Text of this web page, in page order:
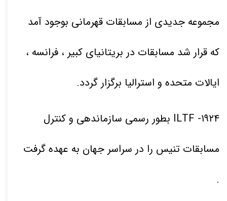
مجموعه جدیدی از مسابقات قهرمانی بوجود آمد
که قرار شد مسابقات در بریتانیای کبیر ، فرانسه ،
ایالات متحده و استرالیا برگزار گردد.
۱۹۲۴
- ILTF بطور رسمی سازماندهی و کنترل
مسابقات تنیس را در سراسر جهان به عهده گرفت
.